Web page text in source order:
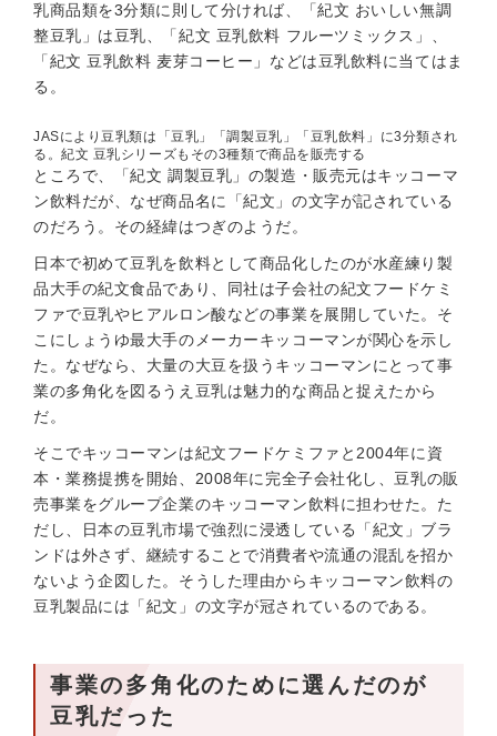
乳商品類を3分類に則して分ければ、「紀文 おいしい無調
整豆乳」は豆乳、「紀文 豆乳飲料 フルーツミックス」、
「紀文 豆乳飲料 麦芽コーヒー」などは豆乳飲料に当てはま
る。
JASにより豆乳類は「豆乳」「調製豆乳」「豆乳飲料」に3分類され
る。紀文 豆乳シリーズもその3種類で商品を販売する
ところで、「紀文 調製豆乳」の製造・販売元はキッコーマ
ン飲料だが、なぜ商品名に「紀文」の文字が記されている
のだろう。その経緯はつぎのようだ。
日本で初めて豆乳を飲料として商品化したのが水産練り製
品大手の紀文食品であり、同社は子会社の紀文フードケミ
ファで豆乳やヒアルロン酸などの事業を展開していた。そ
こにしょうゆ最大手のメーカーキッコーマンが関心を示し
た。なぜなら、大量の大豆を扱うキッコーマンにとって事
業の多角化を図るうえ豆乳は魅力的な商品と捉えたから
だ。
そこでキッコーマンは紀文フードケミファと2004年に資
本・業務提携を開始、2008年に完全子会社化し、豆乳の販
売事業をグループ企業のキッコーマン飲料に担わせた。た
だし、日本の豆乳市場で強烈に浸透している「紀文」ブラ
ンドは外さず、継続することで消費者や流通の混乱を招か
ないよう企図した。そうした理由からキッコーマン飲料の
豆乳製品には「紀文」の文字が冠されているのである。
事業の多角化のために選んだのが
豆乳だった